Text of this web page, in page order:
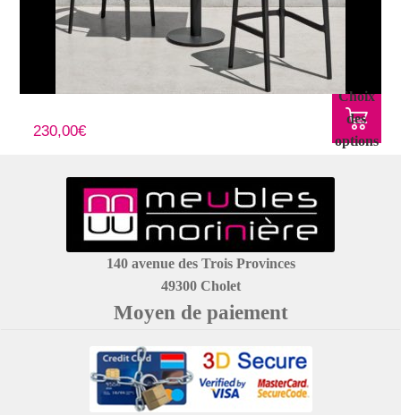
Choix
des
options
230,00€
140 avenue des Trois Provinces
49300 Cholet
Moyen de paiement